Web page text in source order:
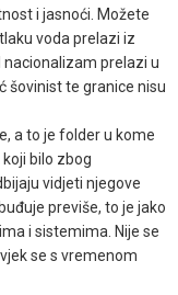
i jasnoći. Možete
voda prelazi iz
prelazi u
šovinist te granice nisu
a to je folder u kome
bilo zbog
vidjeti njegove
previše, to je jako
i sistemima. Nije se
se s vremenom